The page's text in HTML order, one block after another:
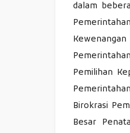
dalam
Pemilihan
Birokrasi
Besar